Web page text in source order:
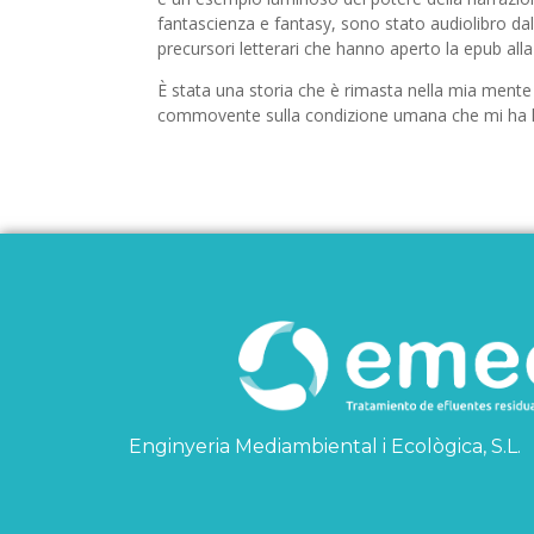
fantascienza e fantasy, sono stato audiolibro
precursori letterari che hanno aperto la epub
È stata una storia che è rimasta nella mia
commovente sulla condizione umana che mi
Enginyeria Mediambiental i Ecològica, S.L.